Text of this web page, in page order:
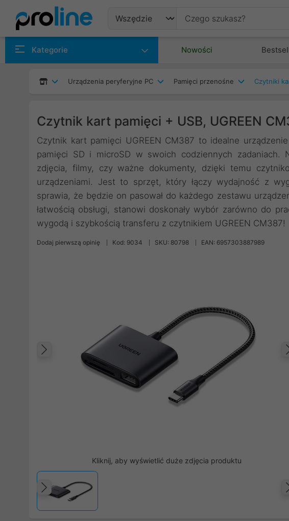
Kategorie Nowości
Urządzenia peryferyjne PC Pamięci przenośne Czytniki
Czytnik kart pamięci + USB, UGREEN
Czytnik kart pamięci UGREEN CM387 to idealne
pamięci SD i microSD w swoich codziennych zadaniach.
zdjęcia, filmy, czy ważne dokumenty, dzięki temu
urządzeniami. Jest to sprzęt, który łączy wydajność z
sprawia, że będzie on pasował do każdego zestawu
łatwością obsługi, stanowi doskonały wybór zarówno do
wygodą i szybkością transferu z czytnikiem UGREEN CM387!
Dodaj pierwszą opinię Kod: 9034 SKU: 80798 EAN: 6957303887989
Poprzedni
Kliknij, aby wyświetlić duże zdjęcia produktu
Poprzedni